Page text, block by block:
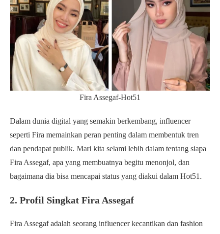
Fira Assegaf-Hot51
Dalam dunia digital yang semakin berkembang, influencer
seperti Fira memainkan peran penting dalam membentuk tren
dan pendapat publik. Mari kita selami lebih dalam tentang siapa
Fira Assegaf, apa yang membuatnya begitu menonjol, dan
bagaimana dia bisa mencapai status yang diakui dalam Hot51.
2. Profil Singkat Fira Assegaf
Fira Assegaf adalah seorang influencer kecantikan dan fashion